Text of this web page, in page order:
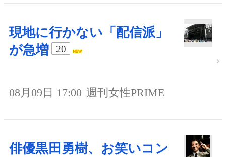
現地に行かない「配信派」
が急増
20
08月09日 17:00 週刊女性PRIME
俳優黒田勇樹、お笑いコン